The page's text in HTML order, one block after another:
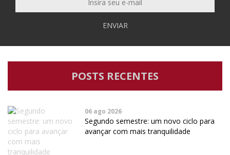
ENVIAR
POSTS RECENTES
06 ago 2026
Segundo semestre: um novo ciclo para
avançar com mais tranquilidade